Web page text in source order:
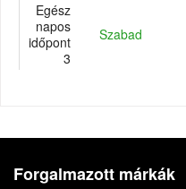
Egész
napos
időpont
3
Szabad
Forgalmazott márkák